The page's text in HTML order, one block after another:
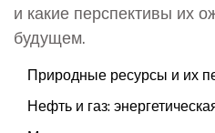
и какие перспективы их
будущем.
Природные ресурсы и их
Нефть и газ: